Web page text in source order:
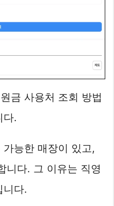
금 사용처 조회 방법
다.
능한 매장이 있고,
니다. 그 이유는 직영
니다.